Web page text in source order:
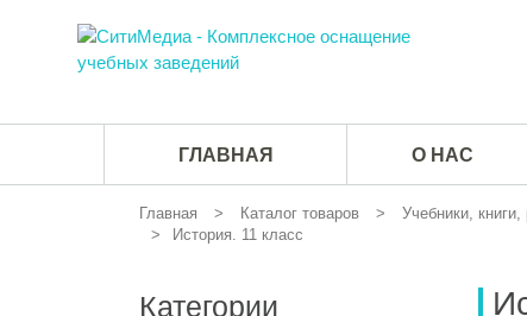
ГЛАВНАЯ О НАС
Главная Каталог товаров Учебники,
История. 11 класс
Категории